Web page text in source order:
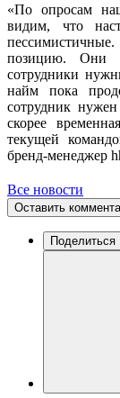
«По опросам
видим, что
позицию. Они
сотрудники
найм пока
сотрудник
скорее
текущей
бренд-менеджер
Все новости
Оставить
Поделиться